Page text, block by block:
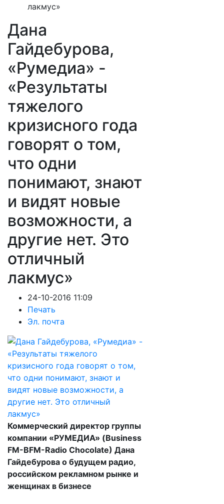
лакмус»
Дана
Гайдебурова,
«Румедиа» -
«Результаты
тяжелого
кризисного года
говорят о том,
что одни
понимают, знают
и видят новые
возможности, а
другие нет. Это
отличный
лакмус»
24-10-2016 11:09
Печать
Эл. почта
Коммерческий директор группы
компании «РУМЕДИА» (Business
FM-BFM-Radio Chocolate) Дана
Гайдебурова о будущем радио,
российском рекламном рынке и
женщинах в бизнесе